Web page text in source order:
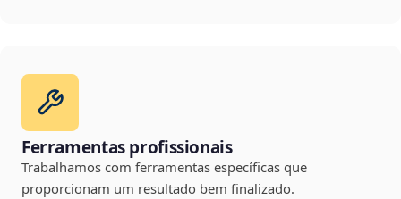
Ferramentas profissionais
Trabalhamos com ferramentas específicas que
proporcionam um resultado bem finalizado.